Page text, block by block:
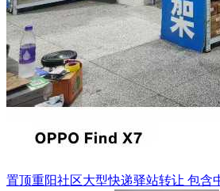
置顶重阳社区大型快递驿站转让 包含